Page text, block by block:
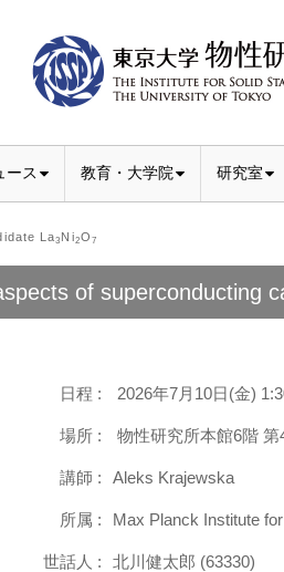
ース 教育・大学院 研究室
La3 Ni2O 7
of superconducting
日程 : 2026年7月10日(金)
場所 : 物性研究所本館6階
講師 : Aleks Krajewska
所属 : Max Planck Institute
世話人 :
北川健太郎 (63330)